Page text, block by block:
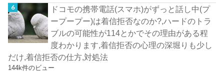
ドコモの携帯電話(スマホ)がずっと話し中(プ
ープープー)は着信拒否なのか?,ハードのトラ
ブルの可能性が114とかでその理由がある程
度わかります,着信拒否の心理の深堀りも少し
だけ,着信拒否の仕方,対処法
144k件のビュー